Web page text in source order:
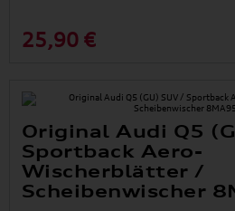
25,90 €
Original Audi Q5
Sportback Aero-
Wischerblätter /
Scheibenwischer